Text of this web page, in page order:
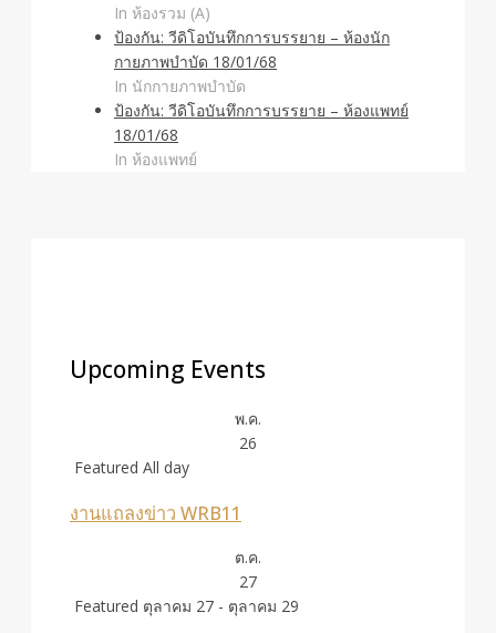
In ห้องรวม (A)
ป้องกัน: วีดิโอบันทึกการบรรยาย – ห้องนัก
กายภาพบำบัด 18/01/68
In นักกายภาพบำบัด
ป้องกัน: วีดิโอบันทึกการบรรยาย – ห้องแพทย์
18/01/68
In ห้องแพทย์
Upcoming Events
พ.ค.
26
Featured All day
งานแถลงข่าว WRB11
ต.ค.
27
Featured ตุลาคม 27 - ตุลาคม 29